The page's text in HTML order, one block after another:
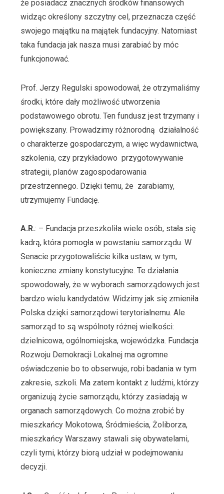
że posiadacz znacznych środków finansowych
widząc określony szczytny cel, przeznacza część
swojego majątku na majątek fundacyjny. Natomiast
taka fundacja jak nasza musi zarabiać by móc
funkcjonować.
Prof. Jerzy Regulski spowodował, że otrzymaliśmy
środki, które dały możliwość utworzenia
podstawowego obrotu. Ten fundusz jest trzymany i
powiększany. Prowadzimy różnorodną działalność
o charakterze gospodarczym, a więc wydawnictwa,
szkolenia, czy przykładowo przygotowywanie
strategii, planów zagospodarowania
przestrzennego. Dzięki temu, że zarabiamy,
utrzymujemy Fundację.
A.R.: – Fundacja przeszkoliła wiele osób, stała się
kadrą, która pomogła w powstaniu samorządu. W
Senacie przygotowaliście kilka ustaw, w tym,
konieczne zmiany konstytucyjne. Te działania
spowodowały, że w wyborach samorządowych jest
bardzo wielu kandydatów. Widzimy jak się zmieniła
Polska dzięki samorządowi terytorialnemu. Ale
samorząd to są wspólnoty różnej wielkości:
dzielnicowa, ogólnomiejska, wojewódzka. Fundacja
Rozwoju Demokracji Lokalnej ma ogromne
oświadczenie bo to obserwuje, robi badania w tym
zakresie, szkoli. Ma zatem kontakt z ludźmi, którzy
organizują życie samorządu, którzy zasiadają w
organach samorządowych. Co można zrobić by
mieszkańcy Mokotowa, Śródmieścia, Żoliborza,
mieszkańcy Warszawy stawali się obywatelami,
czyli tymi, którzy biorą udział w podejmowaniu
decyzji.